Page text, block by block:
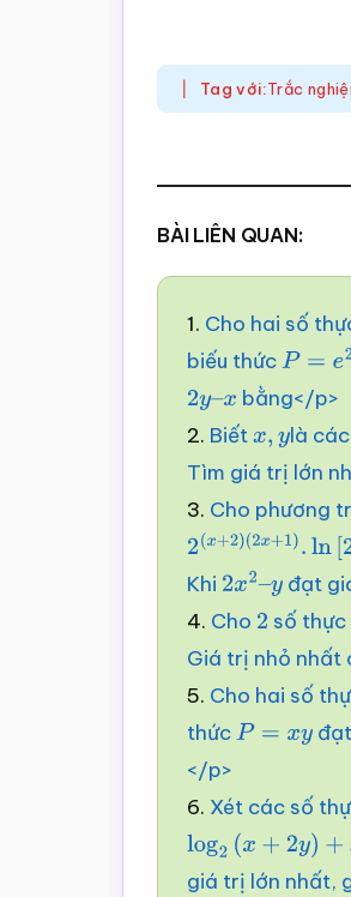
Tag với:Trắc
BÀI LIÊN QUAN:
1. Cho hai số
biếu thứcP=e2x
2y–
x
bằng</p>
2. Biếtx,y là
Tìm giá trị lớn
3. Cho phương
2(x +2)(2 x+1 ).ln[
Khi 2x2–
y
đạt
4. Cho 2 số thực
Giá trị nhỏ nhất
5. Cho hai số
thứcP=xy
</p>
6. Xét các số
log2 (x+2y)+x 2–
giá trị lớn nhất,